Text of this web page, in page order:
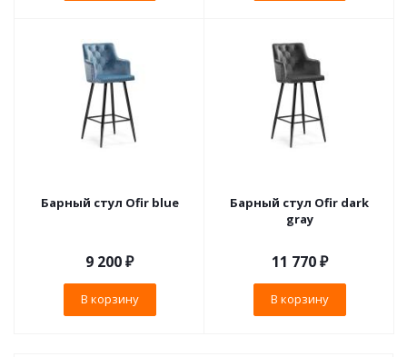
Барный стул Ofir blue
9 200₽
В корзину
Барный стул Ofir dark
gray
11 770₽
В корзину